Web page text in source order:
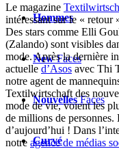
Hommes
NewFaces
NouvellesFaces
Curvé
Le magazine
intéressant sur le « retour
Des stars comme Elli
(Zalando) sont visibles
mode.Après la dernière
actuelle d’Asos avec Thi
notre agent de
Textilwirtschaft des
mode de vie, voient les
de millions de personnes.
d’aujourd’hui ! Dans
notre agence de médias